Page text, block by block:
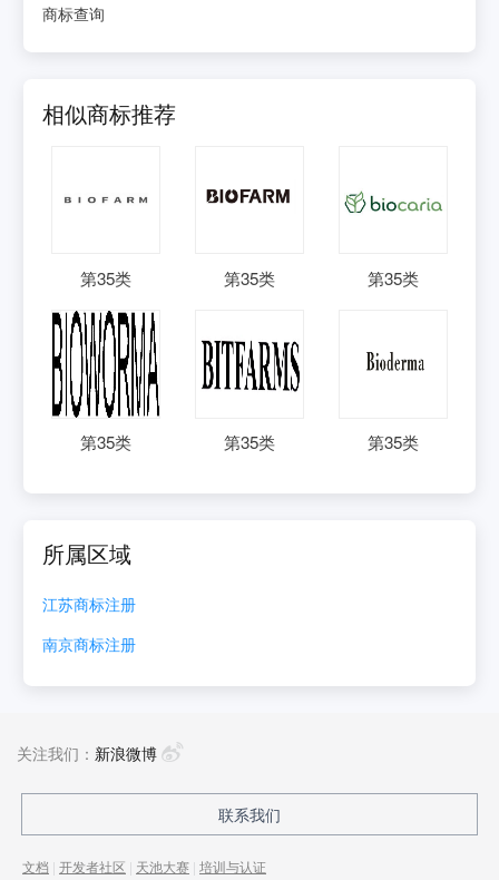
商标查询
相似商标推荐
第35类 第35类 第35类
第35类 第35类 第35类
所属区域
江苏商标注册
南京商标注册